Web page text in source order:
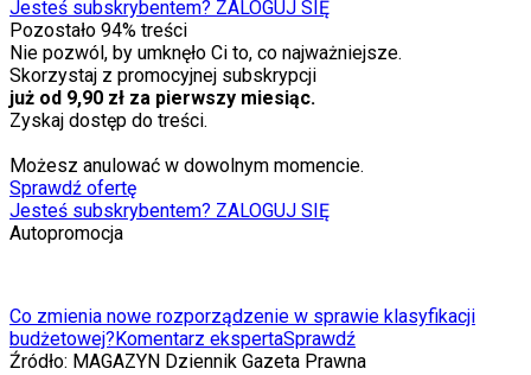
Jesteś subskrybentem? ZALOGUJ SIĘ
Pozostało 94% treści
Nie pozwól, by umknęło Ci to, co najważniejsze.
Skorzystaj z promocyjnej subskrypcji
już od 9,90 zł za pierwszy miesiąc.
Zyskaj dostęp do treści.
Możesz anulować w dowolnym momencie.
Sprawdź ofertę
Jesteś subskrybentem? ZALOGUJ SIĘ
Autopromocja
Co zmienia nowe rozporządzenie w sprawie klasyfikacji
budżetowej?Komentarz ekspertaSprawdź
Źródło: MAGAZYN Dziennik Gazeta Prawna